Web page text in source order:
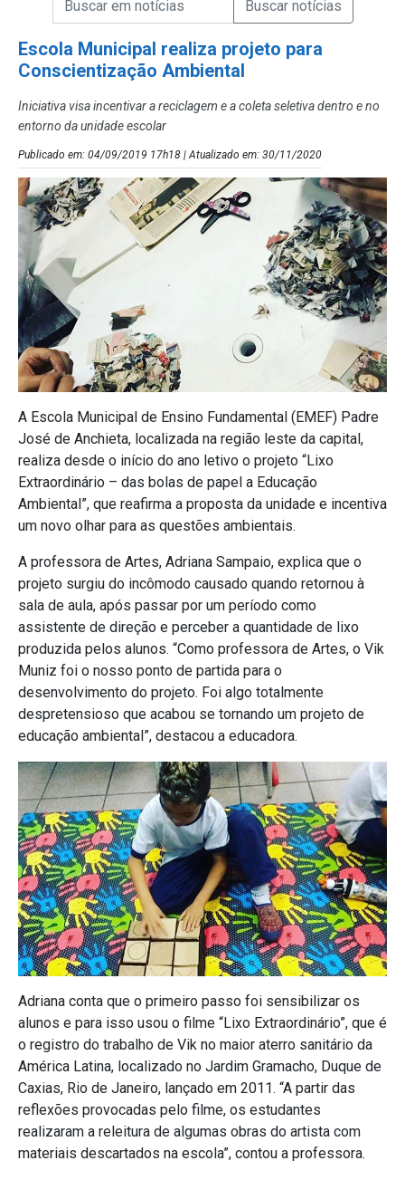
Escola Municipal realiza projeto para
Conscientização Ambiental
Iniciativa visa incentivar a reciclagem e a coleta seletiva dentro e no
entorno da unidade escolar
Publicado em: 04/09/2019 17h18 | Atualizado em: 30/11/2020
A Escola Municipal de Ensino Fundamental (EMEF) Padre
José de Anchieta, localizada na região leste da capital,
realiza desde o início do ano letivo o projeto “Lixo
Extraordinário – das bolas de papel a Educação
Ambiental”, que reafirma a proposta da unidade e incentiva
um novo olhar para as questões ambientais.
A professora de Artes, Adriana Sampaio, explica que o
projeto surgiu do incômodo causado quando retornou à
sala de aula, após passar por um período como
assistente de direção e perceber a quantidade de lixo
produzida pelos alunos. “Como professora de Artes, o Vik
Muniz foi o nosso ponto de partida para o
desenvolvimento do projeto. Foi algo totalmente
despretensioso que acabou se tornando um projeto de
educação ambiental”, destacou a educadora.
Adriana conta que o primeiro passo foi sensibilizar os
alunos e para isso usou o filme “Lixo Extraordinário”, que é
o registro do trabalho de Vik no maior aterro sanitário da
América Latina, localizado no Jardim Gramacho, Duque de
Caxias, Rio de Janeiro, lançado em 2011. “A partir das
reflexões provocadas pelo filme, os estudantes
realizaram a releitura de algumas obras do artista com
materiais descartados na escola”, contou a professora.